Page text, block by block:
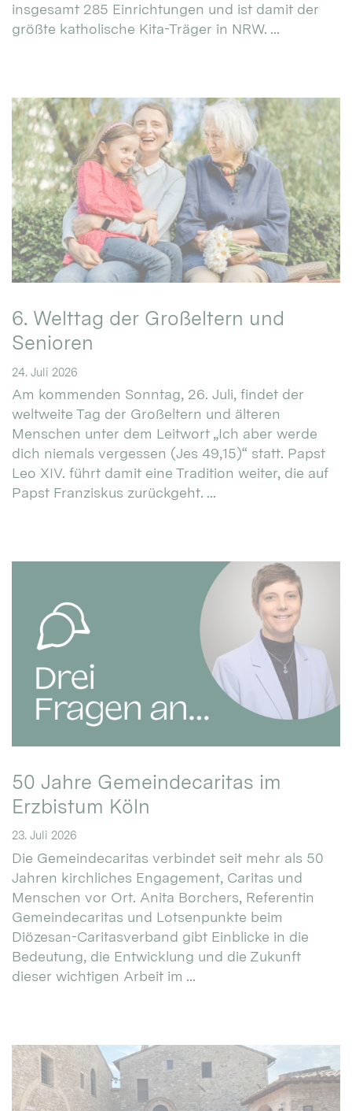
insgesamt 285 Einrichtungen und ist damit der
größte katholische Kita-Träger in NRW. ...
6. Welttag der Großeltern und
Senioren
24. Juli 2026
Am kommenden Sonntag, 26. Juli, findet der
weltweite Tag der Großeltern und älteren
Menschen unter dem Leitwort „Ich aber werde
dich niemals vergessen (Jes 49,15)“ statt. Papst
Leo XIV. führt damit eine Tradition weiter, die auf
Papst Franziskus zurückgeht. ...
50 Jahre Gemeindecaritas im
Erzbistum Köln
23. Juli 2026
Die Gemeindecaritas verbindet seit mehr als 50
Jahren kirchliches Engagement, Caritas und
Menschen vor Ort. Anita Borchers, Referentin
Gemeindecaritas und Lotsenpunkte beim
Diözesan-Caritasverband gibt Einblicke in die
Bedeutung, die Entwicklung und die Zukunft
dieser wichtigen Arbeit im ...